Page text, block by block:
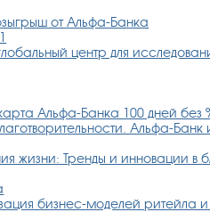
от Альфа-Банка
центр для
Альфа-Банка 100 дней без
Альфа-
жизни: Тренды и инновации в
бизнес-моделей ритейла